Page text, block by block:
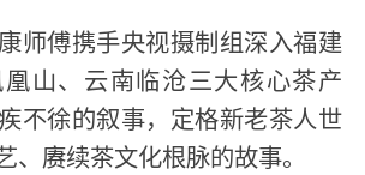
师傅携手央视摄制组深入福建
山、云南临沧三大核心茶产
不徐的叙事，定格新老茶人世
、赓续茶文化根脉的故事。